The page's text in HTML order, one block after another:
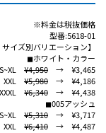
※料金は税抜価格
型番:5618-01
サイズ別バリエーション】
◼︎ホワイト・カラー
S~XL ¥4,950→ ¥3,465
XXL ¥5,980→ ¥4,186
XXXL ¥6,340→ ¥4,438
◼︎005アッシュ
S~XL ¥5,310→ ¥3,717
XXL ¥6,410→ ¥4,487